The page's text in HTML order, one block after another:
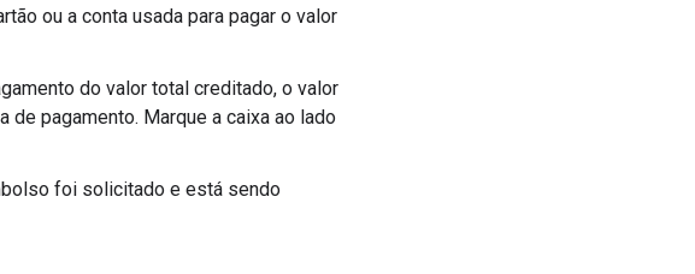
ou a conta usada para pagar o valor
do valor total creditado, o valor
pagamento. Marque a caixa ao lado
foi solicitado e está sendo